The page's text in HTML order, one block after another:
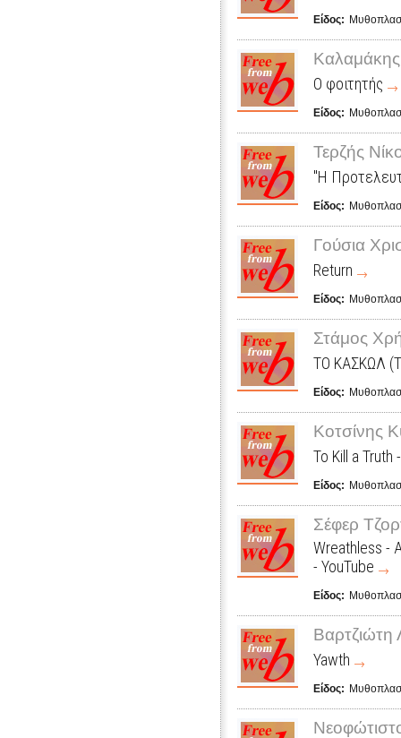
Είδος:
Ο φοιτητής
Είδος:
Τερζής
"H
Είδος:
Γούσια
Return
Είδος:
Στάμος
ΤΟ ΚΑΣΚΩΛ
Είδος:
Κοτσίνης
To Kill a Truth
Είδος:
Σέφερ
Wreathless -
- YouTube
Είδος:
Yawth
Είδος: